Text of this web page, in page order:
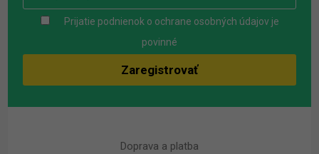
Prijatie podnienok o ochrane osobných údajov je
povinné
Doprava a platba